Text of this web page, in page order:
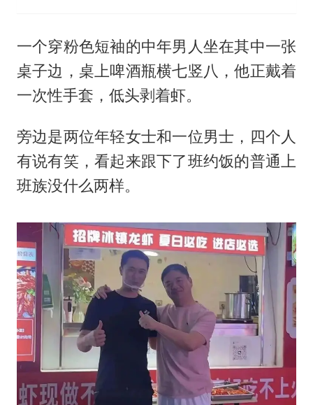
一个穿粉色短袖的中年男人坐在其中一张
桌子边，桌上啤酒瓶横七竖八，他正戴着
一次性手套，低头剥着虾。
旁边是两位年轻女士和一位男士，四个人
有说有笑，看起来跟下了班约饭的普通上
班族没什么两样。